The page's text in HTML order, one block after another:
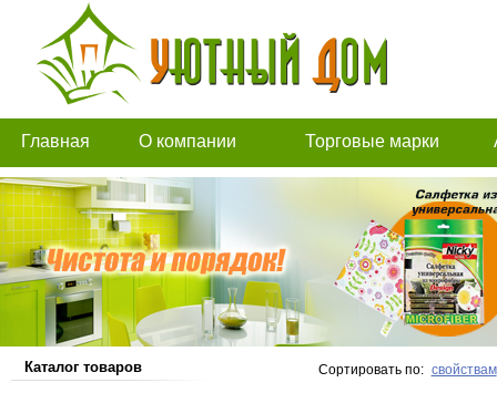
Главная О компании Торговые марки
Каталог товаров Сортировать по: свойствам